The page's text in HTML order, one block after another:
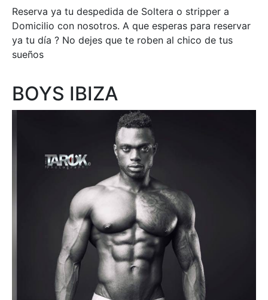
Reserva ya tu despedida de Soltera o stripper a
Domicilio con nosotros. A que esperas para reservar
ya tu día ? No dejes que te roben al chico de tus
sueños
BOYS IBIZA